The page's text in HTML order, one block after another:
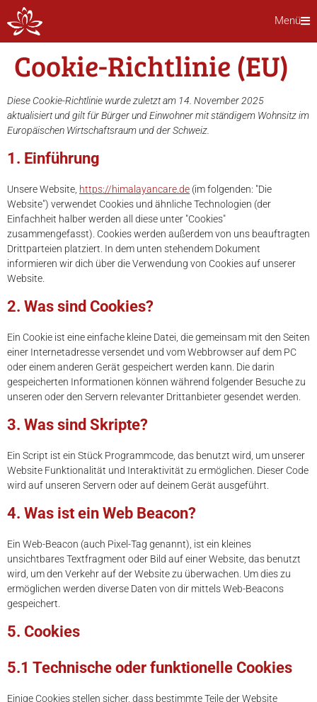
Menü
Cookie-Richtlinie (EU)
Diese Cookie-Richtlinie wurde zuletzt am 14. November 2025
aktualisiert und gilt für Bürger und Einwohner mit ständigem Wohnsitz im
Europäischen Wirtschaftsraum und der Schweiz.
1. Einführung
Unsere Website, https://himalayancare.de (im folgenden: "Die
Website") verwendet Cookies und ähnliche Technologien (der
Einfachheit halber werden all diese unter "Cookies"
zusammengefasst). Cookies werden außerdem von uns beauftragten
Drittparteien platziert. In dem unten stehendem Dokument
informieren wir dich über die Verwendung von Cookies auf unserer
Website.
2. Was sind Cookies?
Ein Cookie ist eine einfache kleine Datei, die gemeinsam mit den Seiten
einer Internetadresse versendet und vom Webbrowser auf dem PC
oder einem anderen Gerät gespeichert werden kann. Die darin
gespeicherten Informationen können während folgender Besuche zu
unseren oder den Servern relevanter Drittanbieter gesendet werden.
3. Was sind Skripte?
Ein Script ist ein Stück Programmcode, das benutzt wird, um unserer
Website Funktionalität und Interaktivität zu ermöglichen. Dieser Code
wird auf unseren Servern oder auf deinem Gerät ausgeführt.
4. Was ist ein Web Beacon?
Ein Web-Beacon (auch Pixel-Tag genannt), ist ein kleines
unsichtbares Textfragment oder Bild auf einer Website, das benutzt
wird, um den Verkehr auf der Website zu überwachen. Um dies zu
ermöglichen werden diverse Daten von dir mittels Web-Beacons
gespeichert.
5. Cookies
5.1 Technische oder funktionelle Cookies
Einige Cookies stellen sicher, dass bestimmte Teile der Website